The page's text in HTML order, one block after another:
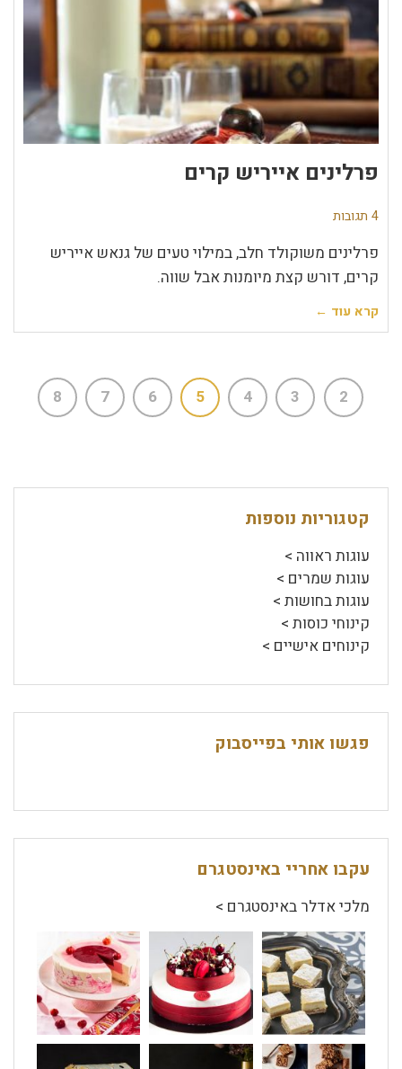
פרלינים אייריש קרים
4 תגובות
פרלינים משוקולד חלב, במילוי טעים של גנאש אייריש
קרים, דורש קצת מיומנות אבל שווה.
קרא עוד ←
2
3
4
5
6
7
8
קטגוריות נוספות
עוגות ראווה >
עוגות שמרים >
עוגות בחושות >
קינוחי כוסות >
קינוחים אישיים >
פגשו אותי בפייסבוק
עקבו אחריי באינסטגרם
מלכי אדלר באינסטגרם >